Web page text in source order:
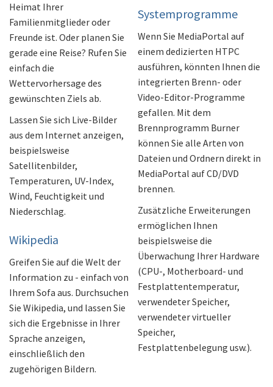
Heimat Ihrer
Familienmitglieder oder
Freunde ist. Oder planen Sie
gerade eine Reise? Rufen Sie
einfach die
Wettervorhersage des
gewünschten Ziels ab.
Lassen Sie sich Live-Bilder
aus dem Internet anzeigen,
beispielsweise
Satellitenbilder,
Temperaturen, UV-Index,
Wind, Feuchtigkeit und
Niederschlag.
Wikipedia
Greifen Sie auf die Welt der
Information zu - einfach von
Ihrem Sofa aus. Durchsuchen
Sie Wikipedia, und lassen Sie
sich die Ergebnisse in Ihrer
Sprache anzeigen,
einschließlich den
zugehörigen Bildern.
Systemprogramme
Wenn Sie MediaPortal auf
einem dedizierten HTPC
ausführen, könnten Ihnen die
integrierten Brenn- oder
Video-Editor-Programme
gefallen. Mit dem
Brennprogramm Burner
können Sie alle Arten von
Dateien und Ordnern direkt in
MediaPortal auf CD/DVD
brennen.
Zusätzliche Erweiterungen
ermöglichen Ihnen
beispielsweise die
Überwachung Ihrer Hardware
(CPU-, Motherboard- und
Festplattentemperatur,
verwendeter Speicher,
verwendeter virtueller
Speicher,
Festplattenbelegung usw.).